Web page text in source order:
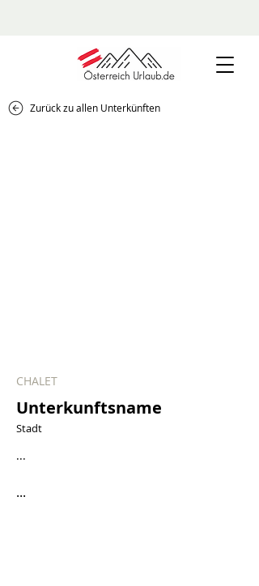
Zurück zu allen Unterkünften
CHALET
Unterkunftsname
Stadt
...
...